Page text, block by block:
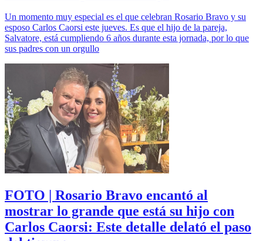
Un momento muy especial es el que celebran Rosario Bravo y su
esposo Carlos Caorsi este jueves. Es que el hijo de la pareja,
Salvatore, está cumpliendo 6 años durante esta jornada, por lo que
sus padres con un orgullo
FOTO | Rosario Bravo encantó al
mostrar lo grande que está su hijo con
Carlos Caorsi: Este detalle delató el paso